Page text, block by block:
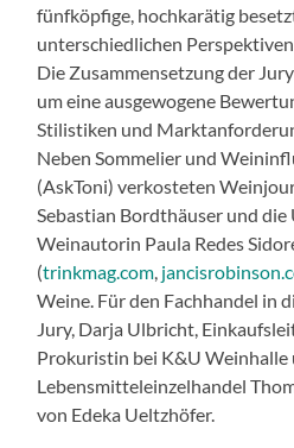
fünfköpfige, hochkarätig
unterschiedlichen
Die Zusammensetzung der
um eine ausgewogene
Stilistiken und
Neben Sommelier und
(AskToni) verkosteten
Sebastian Bordthäuser und die
Weinautorin Paula Redes
(trinkmag.com,
Weine. Für den Fachhandel in
Jury, Darja Ulbricht,
Prokuristin bei K&U Weinhalle
Lebensmitteleinzelhandel
von Edeka Ueltzhöfer.